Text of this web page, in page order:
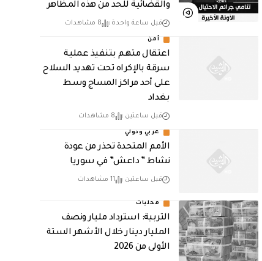
والقضائية للحد من هذه المظاهر
قبل ساعة واحدة 8 مشاهدات
أمن
اعتقال متهم بتنفيذ عملية
سرقة بالإكراه تحت تهديد السلاح
على أحد مراكز المساج وسط
بغداد
قبل ساعتين 8 مشاهدات
عربي ودولي
الأمم المتحدة تحذر من عودة
نشاط ” داعش” في سوريا
قبل ساعتين 11 مشاهدات
محليات
التربية: استرداد مليار ونصف
المليار دينار خلال الأشهر الستة
الأولى من 2026